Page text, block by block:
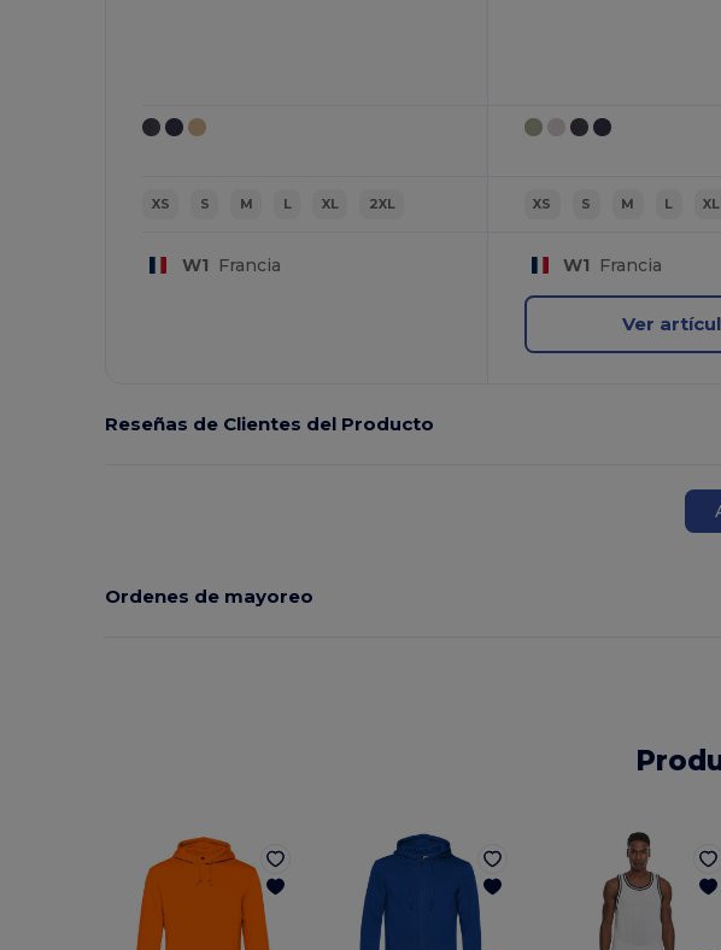
XS S M L XL 2XL
W1 Francia
XS S M L XL
W1 Francia
Ver
Reseñas de Clientes del Producto
Ordenes de mayoreo